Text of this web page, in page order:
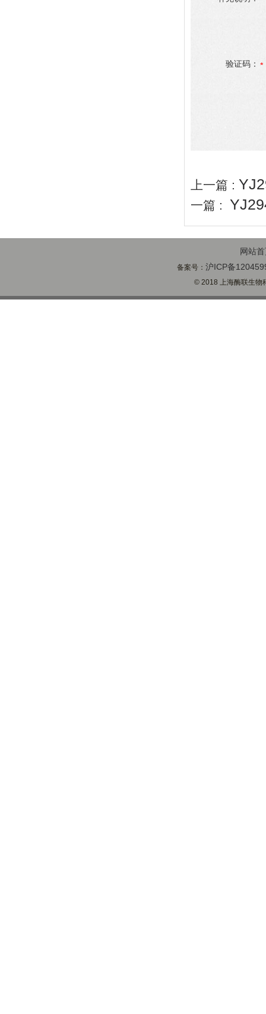
验证码：
上一篇 :
一篇 :
网站
备案号：沪ICP备
© 2018 上海酶联生物